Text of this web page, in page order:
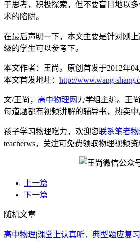
于思考，积极探索，但不要盲目地以
术的陷阱。
在最后声明一下，本文主要是针对刚
级的学生可以参考下。
本文作者：王尚。原创首发于2012年04
本文首发地址： http://www.wang-
文/王尚； 高中物理网 力学组主编。王
每道题都有视频讲解的辅导书，热卖中
孩子学习物理吃力，欢迎您联系笔者
teacherws，关注可免费领取物理视频资
上一篇
下一篇
随机文章
高中物理|课堂上认真听，典型题应复